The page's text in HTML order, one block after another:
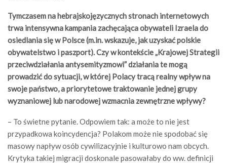
Tymczasem na hebrajskojęzycznych stronach internetowych
trwa intensywna kampania zachęcająca obywateli Izraela do
osiedlania się w Polsce (m.in. wskazuje, jak uzyskać polskie
obywatelstwo i paszport). Czy w kontekście „Krajowej Strategii
przeciwdziałania antysemityzmowi” działania te mogą
prowadzić do sytuacji, w której Polacy tracą realny wpływ na
swoje państwo, a priorytetowe traktowanie jednej grupy
wyznaniowej lub narodowej wzmacnia zewnętrzne wpływy?
– To świetne pytanie. Odpowiem tak: a może to nie jest
przypadkowa koincydencja? Polakom może nie spodobać się
masowy napływ osób cywilizacyjnie i kulturowo nam obcych.
Krytyka takiej migracji doskonale pasowałaby do ww. definicji